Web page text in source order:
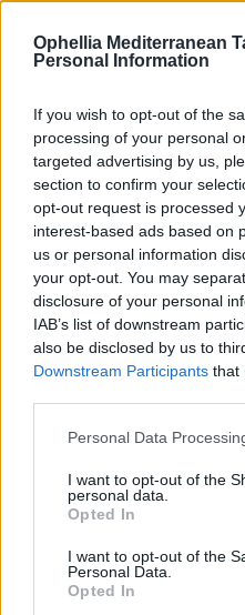
Ophellia Mediterranean
Personal Information
If you wish to opt-out of the
processing of your personal
targeted advertising by us,
section to confirm your
opt-out request is processed
interest-based ads based on
us or personal information
your opt-out. You may
disclosure of your personal
IAB’s list of downstream
also be disclosed by us to
Downstream Participants that
Personal Data
I want to opt-out of the
personal data.
Opted In
I want to opt-out of the
Personal Data.
Opted In